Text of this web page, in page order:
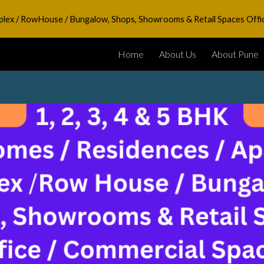
to main content Skip to
/ RowHouse / Bungalow, Shops, Showrooms & Retail Spaces
Home About Us About Pune